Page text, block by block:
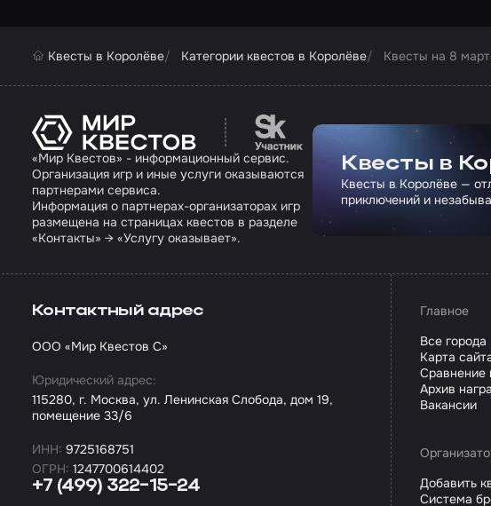
Квесты в Королёве Категории квестов в Королёве Квесты на 8
Перейти на сайт партнера
«Мир Квестов» - информационный сервис.
Организация игр и иные услуги оказываются
партнерами сервиса.
Информация о партнерах-организаторах игр
размещена на страницах квестов в разделе
«Контакты» → «Услугу оказывает».
Квесты в
Квесты в Королёве —
приключений и
+7 (499) 322-15-24
Контактный адрес
ООО «Мир Квестов С»
Юридический адрес:
115280, г. Москва, ул. Ленинская Слобода, дом 19,
помещение 33/6
ИНН: 9725168751
ОГРН: 1247700614402
Главное
Все города
Карта
Сравнение
Архив
Вакансии
Добавить
Система